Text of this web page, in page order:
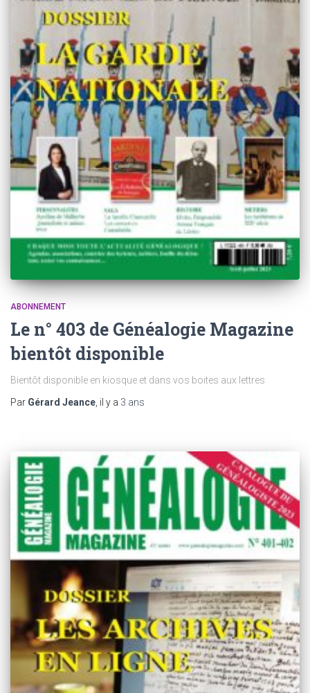
ABONNEMENT
Le n° 403 de Généalogie Magazine
bientôt disponible
Bientôt disponible en kiosque et dans vos boites aux lettres
Par Gérard Jeance , il y a 3 ans